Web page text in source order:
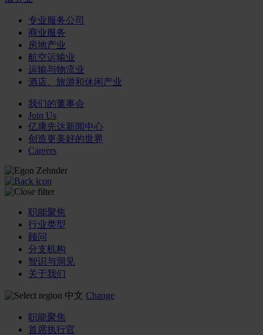
专业服务公司
商业服务
房地产业
航空运输业
运输与物流业
酒店、旅游和休闲产业
我们的董事会
Join Us
亿康先达新闻中心
创造更美好的世界
Careers
职能聚焦
行业类型
顾问
分支机构
智识与洞见
关于我们
中文 Change
职能聚焦
首席执行官